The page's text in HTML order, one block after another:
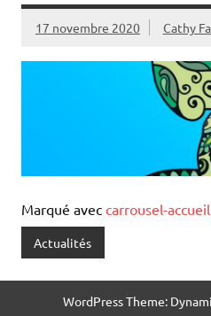
17 novembre 2020 Cathy
Marqué avec carrousel-accueil
Actualités
WordPress Theme: